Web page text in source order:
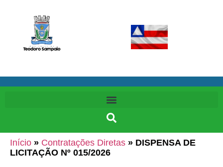
Início » Contratações Diretas » DISPENSA DE
LICITAÇÃO Nº 015/2026